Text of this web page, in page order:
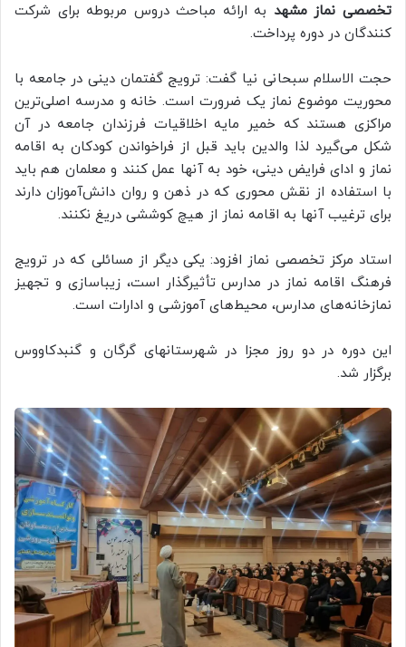
تخصصی نماز مشهد به ارائه مباحث دروس مربوطه برای شرکت
کنندگان در دوره پرداخت.
حجت الاسلام سبحانی نیا گفت: ترویج گفتمان دینی در جامعه با
محوریت موضوع نماز یک ضرورت است. خانه و مدرسه اصلی‌ترین
مراکزی هستند که خمیر مایه اخلاقیات فرزندان جامعه در آن
شکل می‌گیرد لذا والدین باید قبل از فراخواندن کودکان به اقامه
نماز و ادای فرایض دینی، خود به آنها عمل کنند و معلمان هم باید
با استفاده از نقش محوری که در ذهن و روان دانش‌آموزان دارند
برای ترغیب آنها به اقامه نماز از هیچ کوششی دریغ نکنند.
استاد مرکز تخصصی نماز افزود: یکی دیگر از مسائلی که در ترویج
فرهنگ اقامه نماز در مدارس تأثیرگذار است، زیباسازی و تجهیز
نمازخانه‌های مدارس، محیط‌های آموزشی و ادارات است.
این دوره در دو روز مجزا در شهرستانهای گرگان و گنبدکاووس
برگزار شد.